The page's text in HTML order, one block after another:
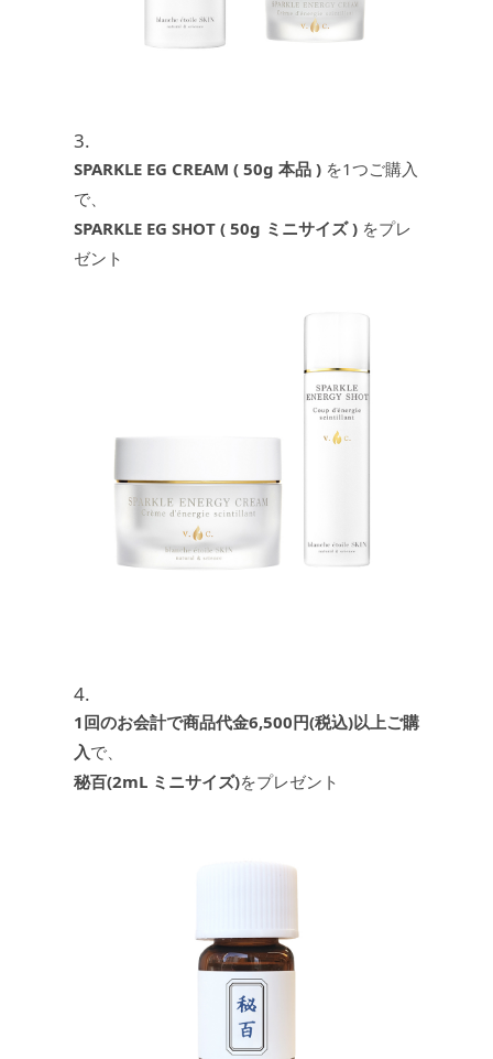
3.
SPARKLE EG CREAM ( 50g 本品 ) を1つご購入
で、
SPARKLE EG SHOT ( 50g ミニサイズ ) をプレ
ゼント
4.
1回のお会計で商品代金6,500円(税込)以上ご購
入で、
秘百(2mL ミニサイズ)をプレゼント